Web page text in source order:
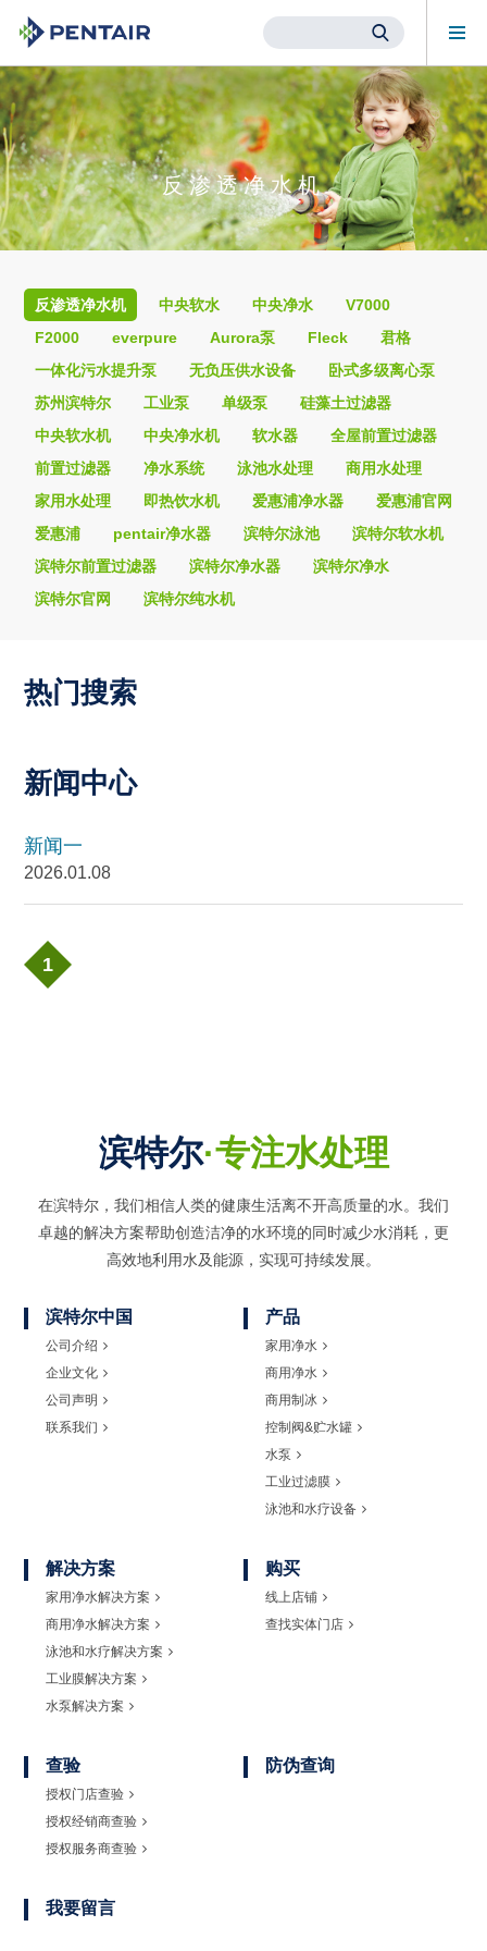
Main
Content
Starts
Here
反渗透净水机
反渗透净水机 中央软水 中央净水
V7000
F2000
everpure Aurora泵 Fleck
君格
一体化污水提升泵
无负压供水设备
卧式多级离心泵
苏州滨特尔
工业泵 单级泵
硅藻土过滤器
中央软水机
中央净水机 软水器
全屋前置过滤器
前置过滤器
净水系统 泳池水处理
商用水处理
家用水处理
即热饮水机 爱惠浦净水器
爱惠浦官网
爱惠浦
pentair净水器 滨特尔泳池
滨特尔软水机
滨特尔前置过滤器
滨特尔净水器
滨特尔净水
滨特尔官网
滨特尔纯水机
新闻中心
新闻一
2026.01.08
1
热门搜索
滨特尔·专注水处理
在滨特尔，我们相信人类的健康生活离不开高质量的水。我们
卓越的解决方案帮助创造洁净的水环境的同时减少水消耗，更
高效地利用水及能源，实现可持续发展。
滨特尔中国
公司介绍
企业文化
公司声明
联系我们
产品
家用净水
商用净水
商用制冰
控制阀&贮水罐
水泵
工业过滤膜
泳池和水疗设备
解决方案
家用净水解决方案
商用净水解决方案
泳池和水疗解决方案
工业膜解决方案
水泵解决方案
购买
线上店铺
查找实体门店
查验
授权门店查验
授权经销商查验
授权服务商查验
防伪查询
我要留言